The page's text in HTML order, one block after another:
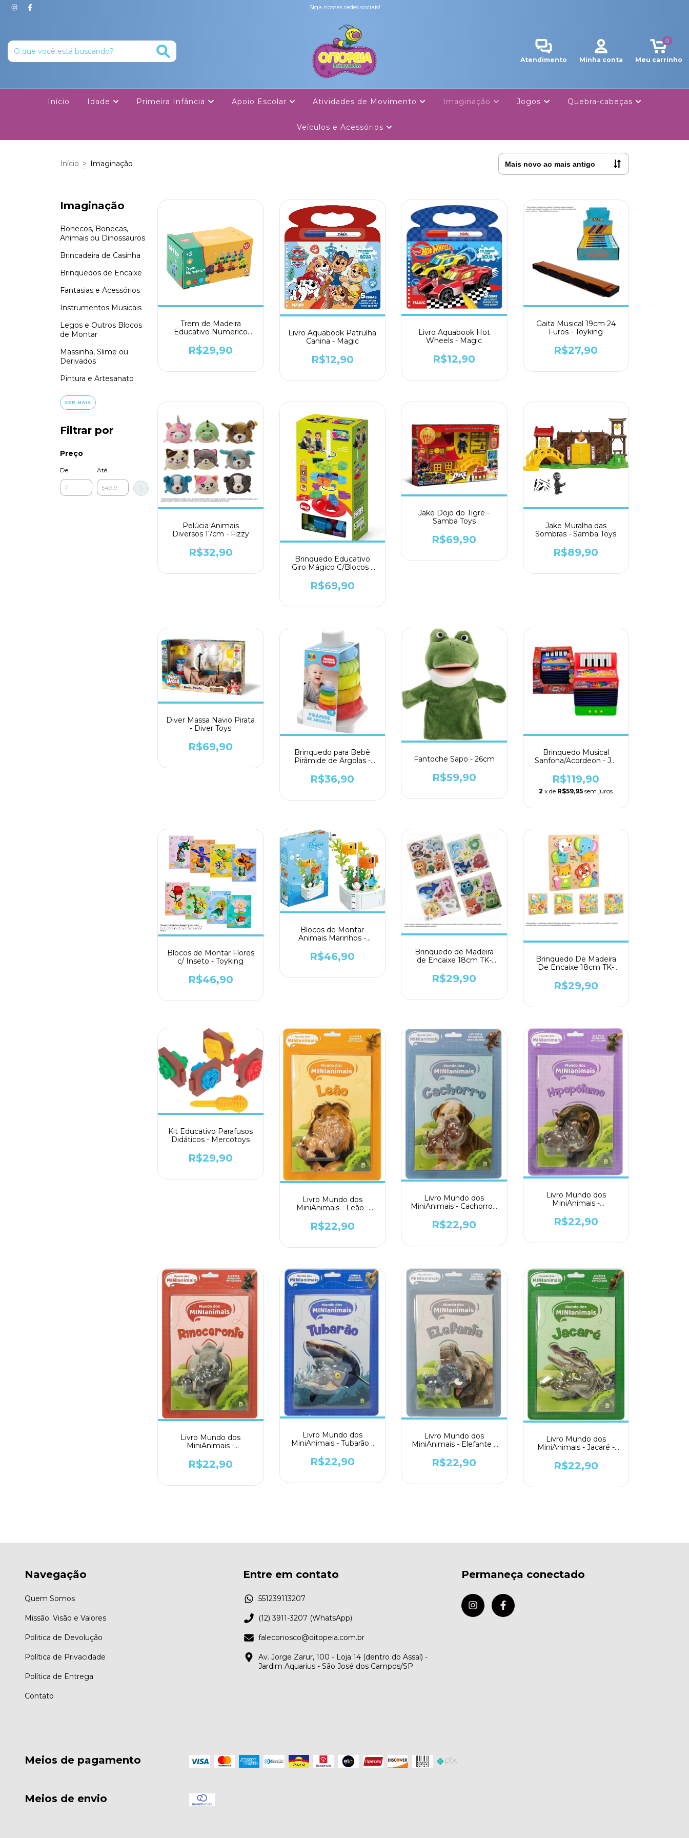
Siga nossas redes sociais!
Atendimento Minha conta Meu carrinho
0
Início Idade Primeira Infância Apoio Escolar Atividades de Movimento Imaginação Jogos Quebra-cabeças
Veículos e Acessórios
Início > Imaginação
Imaginação
Bonecos, Bonecas,
Animais ou Dinossauros
Brincadeira de Casinha
Brinquedos de Encaixe
Fantasias e Acessórios
Instrumentos Musicais
Legos e Outros Blocos
de Montar
Massinha, Slime ou
Derivados
Pintura e Artesanato
VER MAIS
Filtrar por
Preço
De Até
Trem de Madeira
Educativo Numerico
R$29,90
Livro Aquabook Patrulha
Canina - Magic
R$12,90
Livro Aquabook Hot
Wheels - Magic
R$12,90
Gaita Musical 19cm 24
Furos - Toyking
R$27,90
Pelúcia Animais
Diversos 17cm - Fizzy
R$32,90
Brinquedo Educativo
Giro Mágico C/Blocos -
R$69,90
Jake Dojo do Tigre -
Samba Toys
R$69,90
Jake Muralha das
Sombras - Samba Toys
R$89,90
Diver Massa Navio Pirata
- Diver Toys
R$69,90
Brinquedo para Bebê
Pirâmide de Argolas -
R$36,90
Fantoche Sapo - 26cm
R$59,90
Brinquedo Musical
Sanfona/Acordeon - JR
R$119,90
2 x de R$59,95 sem juros
Blocos de Montar Flores
c/ Inseto - Toyking
R$46,90
Blocos de Montar
Animais Marinhos -
R$46,90
Brinquedo de Madeira
de Encaixe 18cm TK-
R$29,90
Brinquedo De Madeira
De Encaixe 18cm TK-
R$29,90
Kit Educativo Parafusos
Didáticos - Mercotoys
R$29,90
Livro Mundo dos
MiniAnimais - Leão -
R$22,90
Livro Mundo dos
MiniAnimais - Cachorro -
R$22,90
Livro Mundo dos
MiniAnimais -
R$22,90
Livro Mundo dos
MiniAnimais -
R$22,90
Livro Mundo dos
MiniAnimais - Tubarão -
R$22,90
Livro Mundo dos
MiniAnimais - Elefante -
R$22,90
Livro Mundo dos
MiniAnimais - Jacaré -
R$22,90
Navegação
Quem Somos
Missão. Visão e Valores
Politica de Devolução
Política de Privacidade
Política de Entrega
Contato
Entre em contato
551239113207
(12) 3911-3207 (WhatsApp)
faleconosco@oitopeia.com.br
Av. Jorge Zarur, 100 - Loja 14 (dentro do Assaí) -
Jardim Aquarius - São José dos Campos/SP
Permaneça conectado
Meios de pagamento
Meios de envio